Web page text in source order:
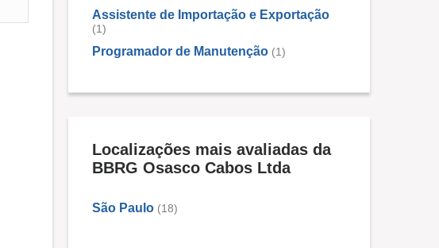
Assistente de Importação e Exportação
(1)
Programador de Manutenção (1)
Localizações mais avaliadas da
BBRG Osasco Cabos Ltda
São Paulo (18)